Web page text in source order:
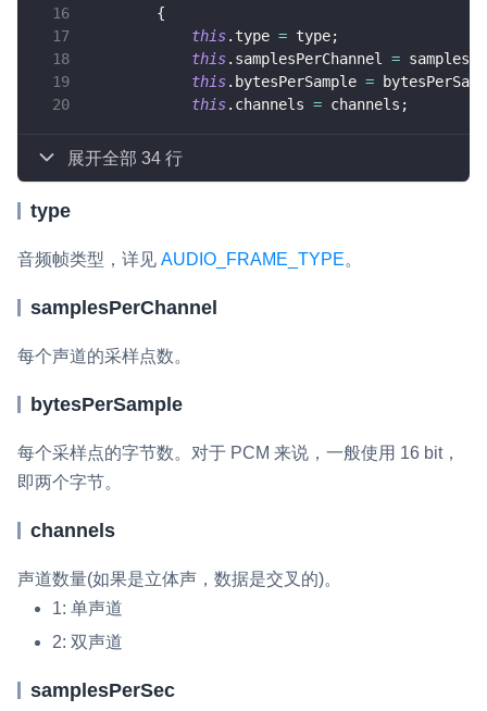
快速实现实时的语音转写功能
Status Page
内容审核
程
云市场
一站式实时互动模块的选型、购买、账号打通
SDK 拓展插件
媒体服务
输入在线媒体流
{
this. type = type;
this. samplesPerChannel =
this. bytesPerSample =
this. channels = channels ;
展开全部 34 行
type
音频帧类型，详见 AUDIO_FRAME_TYPE。
samplesPerChannel
每个声道的采样点数。
bytesPerSample
每个采样点的字节数。对于 PCM 来说，一般使用 16 bit，
即两个字节。
channels
声道数量(如果是立体声，数据是交叉的)。
1: 单声道
2: 双声道
samplesPerSec